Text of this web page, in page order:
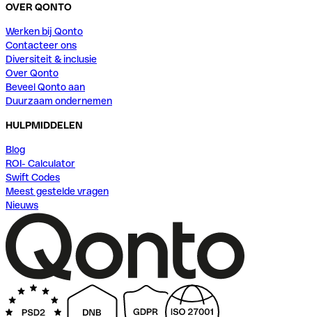
OVER QONTO
Werken bij Qonto
Contacteer ons
Diversiteit & inclusie
Over Qonto
Beveel Qonto aan
Duurzaam ondernemen
HULPMIDDELEN
Blog
ROI- Calculator
Swift Codes
Meest gestelde vragen
Nieuws